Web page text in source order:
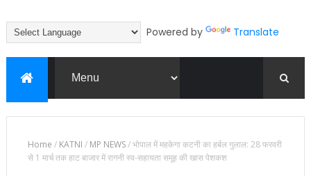
Powered by Translate
Home / KATNI / MP NEWS/भोपाल में महकेगा कटनी का हर्बल गुलाल: 28 फरवरी
से 1 मार्च तक हाट बाजार में रागनी स्व-सहायता समूह की खास पेशकश